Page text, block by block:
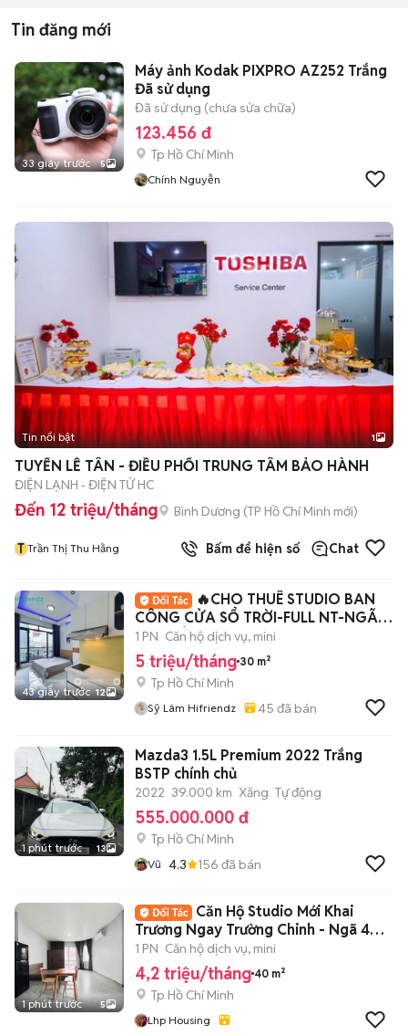
Tin đăng mới
33 giây trước 5
Máy ảnh Kodak PIXPRO AZ252 Trắng
Đã sử dụng
Đã sử dụng (chưa sửa chữa)
123.456 đ
Tp Hồ Chí Minh
Chính Nguyễn
Tin nổi bật 1
TUYỂN LỄ TÂN - ĐIỀU PHỐI TRUNG TÂM BẢO HÀNH
ĐIỆN LẠNH - ĐIỆN TỬ HC
Đến 12 triệu/tháng Bình Dương (TP Hồ Chí Minh mới)
T Trần Thị Thu Hằng Bấm để hiện số Chat
43 giây trước 12
🔥CHO THUÊ STUDIO BAN
CÔNG CỬA SỔ TRỜI-FULL NT-NGÃ
TƯ PHÚ NHUẬN-30M2
1 PN Căn hộ dịch vụ, mini
5 triệu/tháng 30 m²
Tp Hồ Chí Minh
Sỹ Lâm Hifriendz 45 đã bán
1 phút trước 13
Mazda3 1.5L Premium 2022 Trắng
BSTP chính chủ
2022 39.000 km Xăng Tự động
555.000.000 đ
Tp Hồ Chí Minh
Vũ 4.3 156 đã bán
1 phút trước 5
Căn Hộ Studio Mới Khai
Trương Ngay Trường Chinh - Ngã 4
Bảy Hiền -CMT8
1 PN Căn hộ dịch vụ, mini
4,2 triệu/tháng 40 m²
Tp Hồ Chí Minh
Lhp Housing